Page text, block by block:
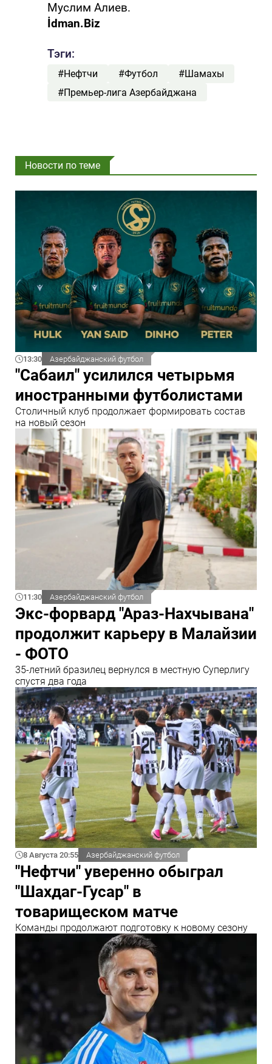
Муслим Алиев.
İdman.Biz
Тэги:
#Нефтчи #Футбол
#Шамахы
#Премьер-лига Азербайджана
Новости по теме
13:30 Азербайджанский футбол
"Сабаил" усилился четырьмя
иностранными футболистами
Столичный клуб продолжает формировать состав
на новый сезон
11:30 Азербайджанский футбол
Экс-форвард "Араз-Нахчывана"
продолжит карьеру в Малайзии
- ФОТО
35-летний бразилец вернулся в местную Суперлигу
спустя два года
8 Августа 20:55 Азербайджанский футбол
"Нефтчи" уверенно обыграл
"Шахдаг-Гусар" в
товарищеском матче
Команды продолжают подготовку к новому сезону